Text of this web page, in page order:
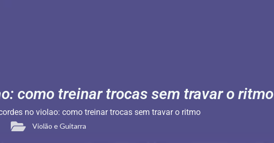
como treinar trocas sem travar o ritmo
no violao: como treinar trocas sem travar o ritmo
Violão e Guitarra